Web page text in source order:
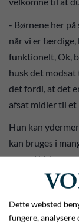
- Børnene her
når vi er færdige,
funktionelt, Ok,
husk det
det fordi, at det
afsat midler til
Hun kan
kan bruges i
synge i kirken -
læben, er
optræden på
Dette websted
fungere,